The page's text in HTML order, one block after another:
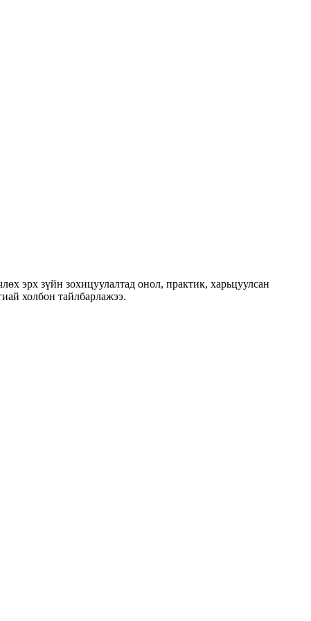
эрх зүйн зохицуулалтад онол, практик, харьцуулсан
холбон тайлбарлажээ.